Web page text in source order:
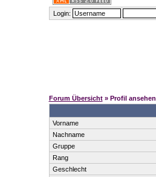
Login:
Forum Übersicht» Profil ansehen
Vorname
Nachname
Gruppe
Rang
Geschlecht